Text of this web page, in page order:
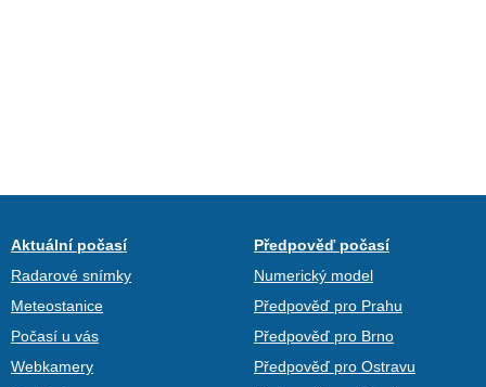
Aktuální počasí
Radarové snímky
Meteostanice
Počasí u vás
Webkamery
Předpověď počasí
Numerický model
Předpověď pro Prahu
Předpověď pro Brno
Předpověď pro Ostravu